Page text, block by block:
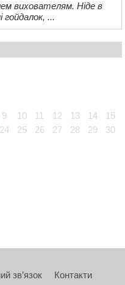
вихователям. Ніде в
гойдалок, ...
9 10 11 12 13 14
15
24 25 26 27 28 29
30
зв’язок Контакти